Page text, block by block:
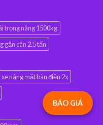
trọng nâng 1500kg
gắn cân 2.5 tấn
xe nâng mặt bàn điện 2x
BÁO GIÁ